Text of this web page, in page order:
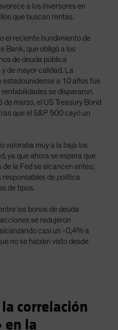
a los inversores en
que buscan rentas.
el reciente hundimiento de
Bank, que obligó a los
de deuda pública
de mayor calidad. La
estadounidense a 10 años fue
se dispararon.
marzo, el US Treasury Bond
que el S&P 500 cayó un
valoraba muy a la baja los
ya que ahora se espera que
de la Fed se alcancen antes;
responsables de política
de tipos.
los bonos de deuda
se redujeron
casi un -0,4% a
no se habían visto desde
correlación
en la